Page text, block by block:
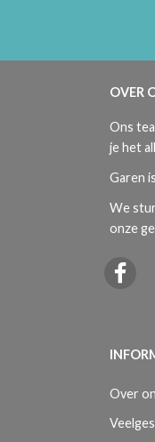
OVER
Ons
je het
Garen
We
onze
Over